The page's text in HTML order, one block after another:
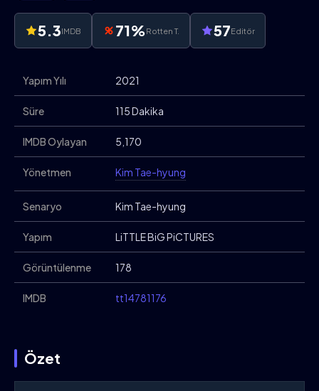
5.3IMDB 71%Rotten T. 57Editör
Yapım Yılı 2021
Süre 115 Dakika
IMDB Oylayan 5,170
Yönetmen Kim Tae-hyung
Senaryo Kim Tae-hyung
Yapım LiTTLE BiG PiCTURES
Görüntülenme 178
IMDB tt14781176
Özet